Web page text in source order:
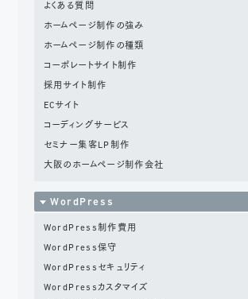
よくある質問
ホームページ制作の強み
ホームページ制作の種類
コーポレートサイト制作
採用サイト制作
ECサイト
コーディングサービス
セミナー集客LP制作
大阪のホームページ制作会社
WordPress
WordPress制作費用
WordPress保守
WordPressセキュリティ
WordPressカスタマイズ